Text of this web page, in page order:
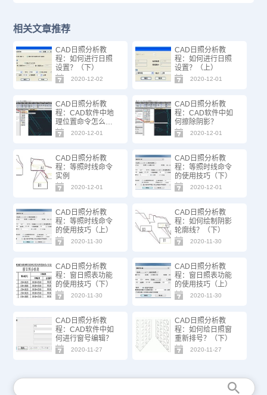
相关文章推荐
CAD日照分析教
程：如何进行日照
设置？（下）
2020-12-02
CAD日照分析教
程：如何进行日照
设置？（上）
2020-12-01
CAD日照分析教
程：CAD软件中地
理位置命令怎么
用？
2020-12-01
CAD日照分析教
程：CAD软件中如
何擦除阴影？
2020-12-01
CAD日照分析教
程：等照时线命令
实例
2020-12-01
CAD日照分析教
程：等照时线命令
的使用技巧（下）
2020-12-01
CAD日照分析教
程：等照时线命令
的使用技巧（上）
2020-11-30
CAD日照分析教
程：如何绘制阴影
轮廓线？（下）
2020-11-30
CAD日照分析教
程：窗日照表功能
的使用技巧（下）
2020-11-30
CAD日照分析教
程：窗日照表功能
的使用技巧（上）
2020-11-30
CAD日照分析教
程：CAD软件中如
何进行窗号编辑？
2020-11-27
CAD日照分析教
程：如何给日照窗
重新排号？（下）
2020-11-27